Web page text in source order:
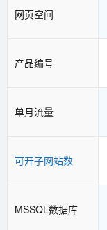
网页空间
产品编号
单月流量
可开子网站数
MSSQL数据库